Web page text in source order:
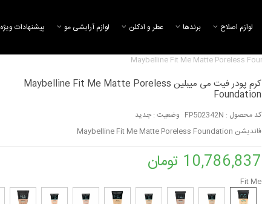
لوازم اصلاح برند‌ها عطر و ادکلن لوازم آرایشی مو پیشنهادات ویژه
کرم پودر فیت می میبلین Maybelline Fit Me Matte Poreless
Foundation
کد محصول : FP502342N وضعیت : جدید
فاندیشن Maybelline Fit Me Matte Poreless Foundation
10,786,837 تومان
Fit Me 10,568,574 تومان
کرم پودر استدیو فیس مک -
Studio Face and Body...
24,795,541 تومان
کرم پودر مات تاچ می گابرینی
2,228,459 تومان